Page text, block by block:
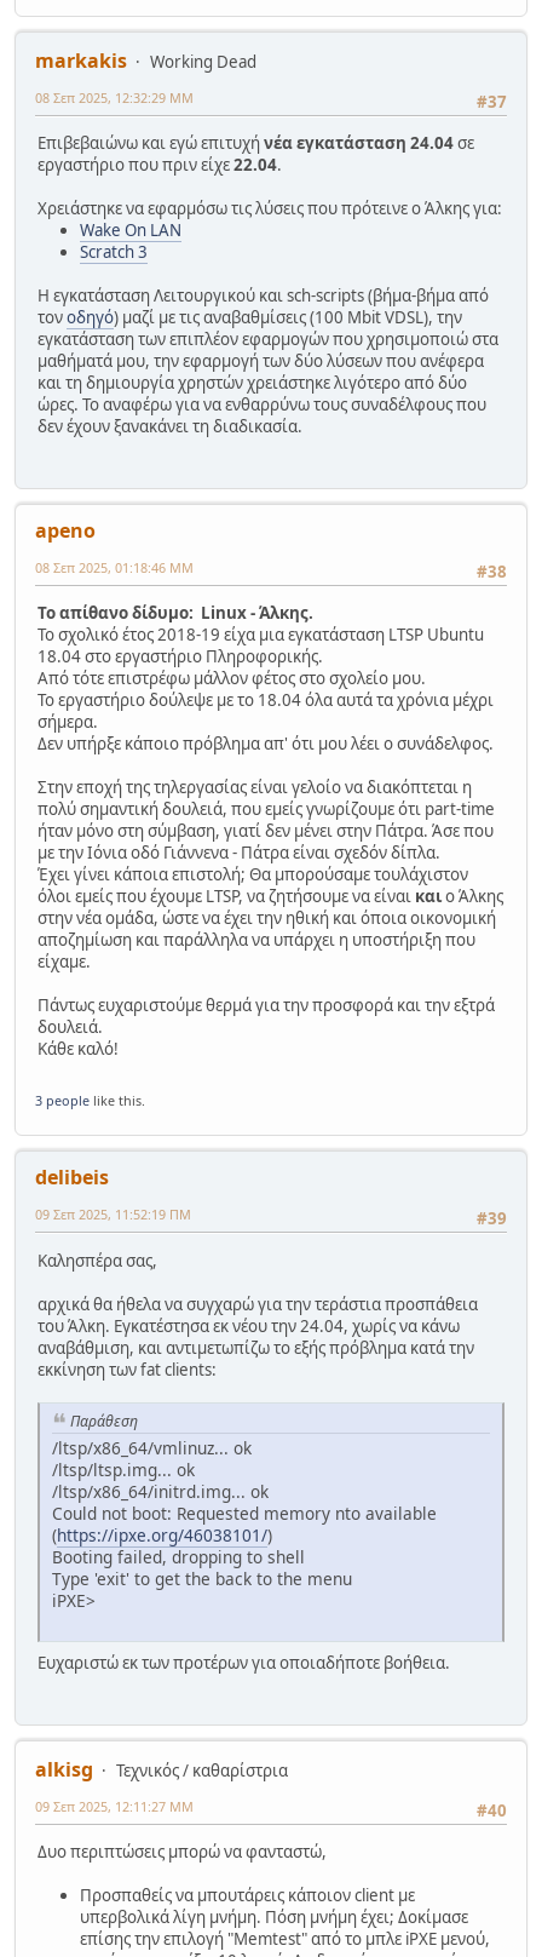
markakis
Working Dead
#37
08 Σεπ 2025, 12:32:29 ΜΜ
Επιβεβαιώνω και εγώ επιτυχήνέα εγκατάσταση 24.04σε
εργαστήριο που πριν είχε22.04.
Χρειάστηκε να εφαρμόσω τις λύσεις που πρότεινε ο Άλκης για:
Wake On LAN
Scratch 3
Η εγκατάσταση Λειτουργικού και sch-scripts (βήμα-βήμα από
τονοδηγό) μαζί με τις αναβαθμίσεις (100 Mbit VDSL), την
εγκατάσταση των επιπλέον εφαρμογών που χρησιμοποιώ στα
μαθήματά μου, την εφαρμογή των δύο λύσεων που ανέφερα
και τη δημιουργία χρηστών χρειάστηκε λιγότερο από δύο
ώρες. Το αναφέρω για να ενθαρρύνω τους συναδέλφους που
δεν έχουν ξανακάνει τη διαδικασία.
apeno
#38
08 Σεπ 2025, 01:18:46 ΜΜ
Το απίθανο δίδυμο: Linux - Άλκης.
Το σχολικό έτος 2018-19 είχα μια εγκατάσταση LTSP Ubuntu
18.04 στο εργαστήριο Πληροφορικής.
Από τότε επιστρέφω μάλλον φέτος στο σχολείο μου.
Το εργαστήριο δούλεψε με το 18.04 όλα αυτά τα χρόνια μέχρι
σήμερα.
Δεν υπήρξε κάποιο πρόβλημα απ' ότι μου λέει ο συνάδελφος.
Στην εποχή της τηλεργασίας είναι γελοίο να διακόπτεται η
πολύ σημαντική δουλειά, που εμείς γνωρίζουμε ότι part-time
ήταν μόνο στη σύμβαση, γιατί δεν μένει στην Πάτρα. Άσε που
με την Ιόνια οδό Γιάννενα - Πάτρα είναι σχεδόν δίπλα.
Έχει γίνει κάποια επιστολή; Θα μπορούσαμε τουλάχιστον
όλοι εμείς που έχουμε LTSP, να ζητήσουμε να είναι καιο Άλκης
στην νέα ομάδα, ώστε να έχει την ηθική και όποια οικονομική
αποζημίωση και παράλληλα να υπάρχει η υποστήριξη που
είχαμε.
Πάντως ευχαριστούμε θερμά για την προσφορά και την εξτρά
δουλειά.
Κάθε καλό!
3 people like this.
delibeis
#39
09 Σεπ 2025, 11:52:19 ΠΜ
Καλησπέρα σας,
αρχικά θα ήθελα να συγχαρώ για την τεράστια προσπάθεια
του Άλκη. Εγκατέστησα εκ νέου την 24.04, χωρίς να κάνω
αναβάθμιση, και αντιμετωπίζω το εξής πρόβλημα κατά την
εκκίνηση των fat clients:
Παράθεση
/ltsp/x86_64/vmlinuz... ok
/ltsp/ltsp.img... ok
/ltsp/x86_64/initrd.img... ok
Could not boot: Requested memory nto available
(https://ipxe.org/46038101/)
Booting failed, dropping to shell
Type 'exit' to get the back to the menu
iPXE>
Ευχαριστώ εκ των προτέρων για οποιαδήποτε βοήθεια.
alkisg
Τεχνικός / καθαρίστρια
#40
09 Σεπ 2025, 12:11:27 ΜΜ
Δυο περιπτώσεις μπορώ να φανταστώ,
Προσπαθείς να μπουτάρεις κάποιον client με
υπερβολικά λίγη μνήμη. Πόση μνήμη έχει; Δοκίμασε
επίσης την επιλογή "Memtest" από το μπλε iPXE μενού,